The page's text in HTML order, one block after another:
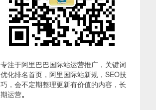
专注于阿里巴巴国际站运营推广，关键词
优化排名首页，阿里国际站新规，SEO技
巧，会不定期整理更新有价值的内容，长
期运营。